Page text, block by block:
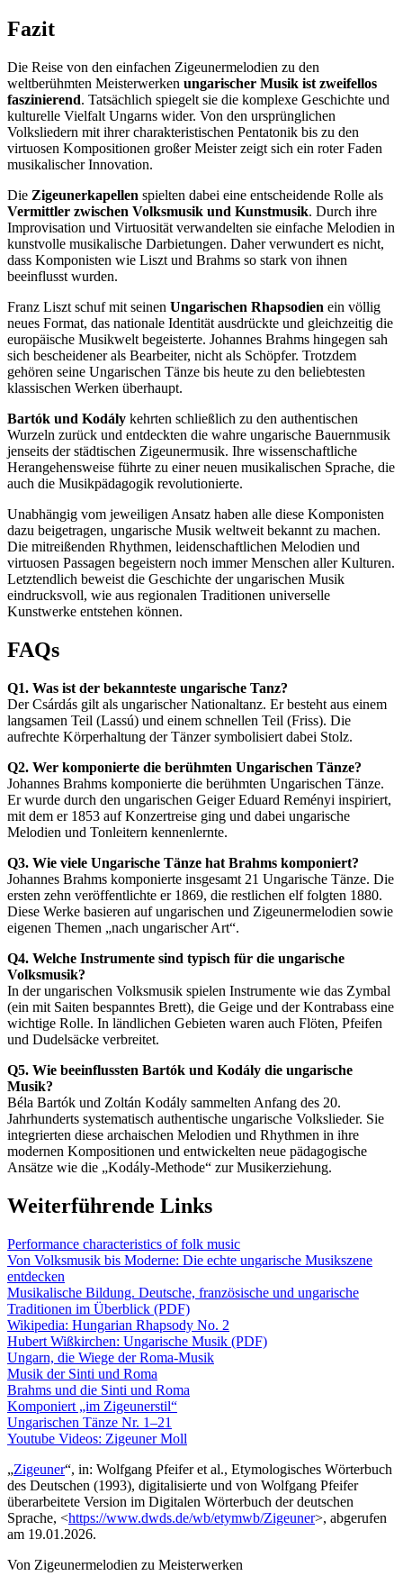
Fazit
Die Reise von den einfachen Zigeunermelodien zu den
weltberühmten Meisterwerken ungarischer Musik ist zweifellos
faszinierend. Tatsächlich spiegelt sie die komplexe Geschichte und
kulturelle Vielfalt Ungarns wider. Von den ursprünglichen
Volksliedern mit ihrer charakteristischen Pentatonik bis zu den
virtuosen Kompositionen großer Meister zeigt sich ein roter Faden
musikalischer Innovation.
Die Zigeunerkapellen spielten dabei eine entscheidende Rolle als
Vermittler zwischen Volksmusik und Kunstmusik. Durch ihre
Improvisation und Virtuosität verwandelten sie einfache Melodien in
kunstvolle musikalische Darbietungen. Daher verwundert es nicht,
dass Komponisten wie Liszt und Brahms so stark von ihnen
beeinflusst wurden.
Franz Liszt schuf mit seinen Ungarischen Rhapsodien ein völlig
neues Format, das nationale Identität ausdrückte und gleichzeitig die
europäische Musikwelt begeisterte. Johannes Brahms hingegen sah
sich bescheidener als Bearbeiter, nicht als Schöpfer. Trotzdem
gehören seine Ungarischen Tänze bis heute zu den beliebtesten
klassischen Werken überhaupt.
Bartók und Kodály kehrten schließlich zu den authentischen
Wurzeln zurück und entdeckten die wahre ungarische Bauernmusik
jenseits der städtischen Zigeunermusik. Ihre wissenschaftliche
Herangehensweise führte zu einer neuen musikalischen Sprache, die
auch die Musikpädagogik revolutionierte.
Unabhängig vom jeweiligen Ansatz haben alle diese Komponisten
dazu beigetragen, ungarische Musik weltweit bekannt zu machen.
Die mitreißenden Rhythmen, leidenschaftlichen Melodien und
virtuosen Passagen begeistern noch immer Menschen aller Kulturen.
Letztendlich beweist die Geschichte der ungarischen Musik
eindrucksvoll, wie aus regionalen Traditionen universelle
Kunstwerke entstehen können.
FAQs
Q1. Was ist der bekannteste ungarische Tanz?
Der Csárdás gilt als ungarischer Nationaltanz. Er besteht aus einem
langsamen Teil (Lassú) und einem schnellen Teil (Friss). Die
aufrechte Körperhaltung der Tänzer symbolisiert dabei Stolz.
Q2. Wer komponierte die berühmten Ungarischen Tänze?
Johannes Brahms komponierte die berühmten Ungarischen Tänze.
Er wurde durch den ungarischen Geiger Eduard Reményi inspiriert,
mit dem er 1853 auf Konzertreise ging und dabei ungarische
Melodien und Tonleitern kennenlernte.
Q3. Wie viele Ungarische Tänze hat Brahms komponiert?
Johannes Brahms komponierte insgesamt 21 Ungarische Tänze. Die
ersten zehn veröffentlichte er 1869, die restlichen elf folgten 1880.
Diese Werke basieren auf ungarischen und Zigeunermelodien sowie
eigenen Themen „nach ungarischer Art“.
Q4. Welche Instrumente sind typisch für die ungarische
Volksmusik?
In der ungarischen Volksmusik spielen Instrumente wie das Zymbal
(ein mit Saiten bespanntes Brett), die Geige und der Kontrabass eine
wichtige Rolle. In ländlichen Gebieten waren auch Flöten, Pfeifen
und Dudelsäcke verbreitet.
Q5. Wie beeinflussten Bartók und Kodály die ungarische
Musik?
Béla Bartók und Zoltán Kodály sammelten Anfang des 20.
Jahrhunderts systematisch authentische ungarische Volkslieder. Sie
integrierten diese archaischen Melodien und Rhythmen in ihre
modernen Kompositionen und entwickelten neue pädagogische
Ansätze wie die „Kodály-Methode“ zur Musikerziehung.
Weiterführende Links
Performance characteristics of folk music
Von Volksmusik bis Moderne: Die echte ungarische Musikszene
entdecken
Musikalische Bildung. Deutsche, französische und ungarische
Traditionen im Überblick (PDF)
Wikipedia: Hungarian Rhapsody No. 2
Hubert Wißkirchen: Ungarische Musik (PDF)
Ungarn, die Wiege der Roma-Musik
Musik der Sinti und Roma
Brahms und die Sinti und Roma
Komponiert „im Zigeunerstil“
Ungarischen Tänze Nr. 1–21
Youtube Videos: Zigeuner Moll
„Zigeuner“, in: Wolfgang Pfeifer et al., Etymologisches Wörterbuch
des Deutschen (1993), digitalisierte und von Wolfgang Pfeifer
überarbeitete Version im Digitalen Wörterbuch der deutschen
Sprache, <https://www.dwds.de/wb/etymwb/Zigeuner>, abgerufen
am 19.01.2026.
Von Zigeunermelodien zu Meisterwerken